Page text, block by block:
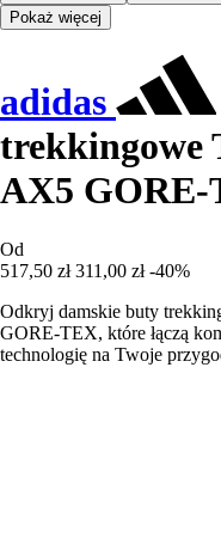
Pokaż więcej
adidas
trekkingowe
AX5 GORE-
Od
517,50 zł 311,00 zł -40%
Odkryj damskie buty
GORE-TEX, które łączą
technologię na Twoje